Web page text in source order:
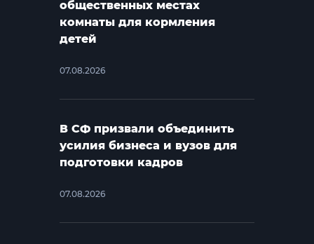
общественных местах
комнаты для кормления
детей
07.08.2026
В СФ призвали объединить
усилия бизнеса и вузов для
подготовки кадров
07.08.2026